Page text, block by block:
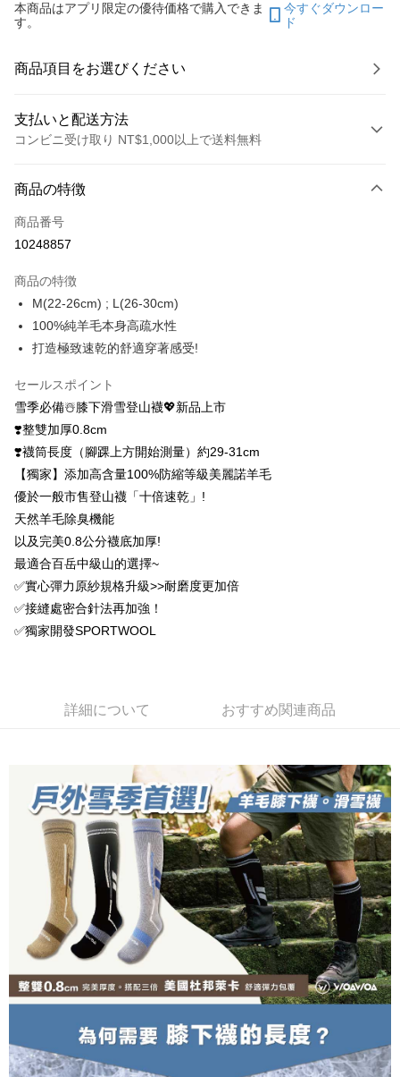
本商品はアプリ限定の優待価格で購入できま
す。
今すぐダウンロー
ド
商品項目をお選びください
支払いと配送方法
コンビニ受け取り NT$1,000以上で送料無料
クレジットカード1回払い
クレジットカード分割払い
合作金庫商業銀行
華南商業銀行
上海商業儲蓄銀行
国泰世華商業銀行
HSBC(台湾)商業銀行
聯邦商業銀行
遠東国際商業銀行
玉山商業銀行
台新國際商業銀行
中国信託商業銀行
台湾楽天クレジットカード会社
6回払い、金利0、毎回
合作金庫商業銀行
華南商業銀行
上海商業儲蓄銀行
台湾中小企業銀行
HSBC(台湾)商業銀行
華泰商業銀行
聯邦商業銀行
元大商業銀行
永豐商業銀行
台新國際商業銀行
中国信託商業銀行
台湾楽天クレジットカード会社
12回払い、金利0、毎回NT$198
合作金庫商業銀行
上海商業儲蓄銀行
台湾中小企業銀行
台中商業銀行
HSBC(台湾)商業銀行
聯邦商業銀行
遠東国際商業銀行
元大商業銀行
永豐商業銀行
玉山商業銀行
台湾楽天クレジットカード会社
華南商業銀行
上海商業儲蓄銀行
台北富邦商業銀行
兆豐國際商業銀行
華泰商業銀行
聯邦商業銀行
遠東国際商業銀行
元大商業銀行
永豐商業銀行
星展(台湾)商業銀行
中国信託商業銀行
LINE Pay
Apple Pay
Easy Wallet
OP Pay Later
説明
【OP Pay Later 使用説明】
1. 本サービスは台湾大哥大によって提供され、台湾大哥大のユーザーは追
加の申請なしで即時に利用可能です。
2. 支払い方法で「OP Pay Later」を選択すると、注文が成立した後に自動
的に OP Pay Later の取引プロセスに移行し、携帯番号を確認後、分割払
いの回数や支払い期限を選択し、支払いを確認すると取引が完了します。
発生した場合は、システムの評価基準に達していないことを意味し、評価
1. 分割払いの金額は電信請求書に統合されず、「OP Pay Later」は毎月の
締め日後に支払いリマインダーのSMSを送信します。
2. SMSのリンクを通じて請求書を開いた後、「コンビニバーコード／台湾
大直営店舗／銀行振込／街口支払い／iPASS MONEY」などのチャネルで
支払いを選択できます。
【注意事項】
1. 本サービスは「台湾大哥大株式会社」（以下「当社」といいます）によ
って提供され、ユーザーが取引時に本サービスを通じて商品やサービスを
購入できるようにし、店舗が売買／分割払い売買の債権を当社に譲渡した
後、契約に基づいて当社の請求書で帳款を支払うことになります。
2. 「OP Pay Later」を利用する契約関係の目的から、店舗はあなたの個人
情報（名前、電話または住所を含む）を台湾大哥大に提供し、収集、処理
および利用するために、当社があなた本人と分割請求書に必要な情報の確
3. 完全なユーザーサービス規約については、以下のリンクを参照してくだ
さい：
https://oppay.tw/userRule
AFTEE代金後払い
説明
一、 AFTEE代金後払いについて
1.お支払い方法でAFTEE代金後払いを選択すると、携帯電話認証ウィンド
ウが表示されます。
の場合は、AFTEE アプリプッシュ通知が届きます。
グでお支払いください。
代金納付期限は最短で 14 日以内ですので、ご注意ください。AFTEE アプ
リをダウンロードして AFTEE 会員になるとお支払い期限を最長 45 日以内
まで延長できます。
お支払期限は、ショップが請求した期日と、AFTEEで延長できる日数をも
とに計算されます。AFTEEで注文すると、商品を受け取るまで支払い期限
を延長できますが、商品を期限内に受け取れない場合があります（例：予
約商品や商品到着日が比較的遅い商品）。そのため、商品到着の有無に関
わらず、AFTEEで指定された期限内にお支払いください。
二、支払い限度額
1.初回 AFTEEを ご利用の際に、認証結果及び当社の審査の結果に基づ
き、限度額が設定されます。
2.決済金額は最低NT$20です。
三、利用規約「AFTEE代金後払い」（以下当サービスという）はネットプ
ロテクションズ（以下 AFTEE という）が提供し、AFTEEが代金を徴収し
ATM払い
配送毎にNT$100、NT$1,000以上で送料無料
配送毎にNT$100、NT$1,000以上で送料無料
7-11取貨付款
配送毎にNT$100、NT$1,000以上で送料無料
付款後7-11取貨
配送毎にNT$100、NT$1,000以上で送料無料
配送毎にNT$100、NT$1,000以上で送料無料
順豐 送料を確認
商品の特徴
商品番号
10248857
商品の特徴
M(22-26cm) ; L(26-30cm)
100%純羊毛本身高疏水性
打造極致速乾的舒適穿著感受!
セールスポイント
雪季必備☃️膝下滑雪登山襪💖新品上市
❣️整雙加厚0.8cm
❣️襪筒長度（腳踝上方開始測量）約29-31cm
【獨家】添加高含量100%防縮等級美麗諾羊毛
優於一般市售登山襪「十倍速乾」!
天然羊毛除臭機能
以及完美0.8公分襪底加厚!
最適合百岳中級山的選擇~
✅實心彈力原紗規格升級>>耐磨度更加倍
✅接縫處密合針法再加強！
✅獨家開發SPORTWOOL
詳細について おすすめ関連商品